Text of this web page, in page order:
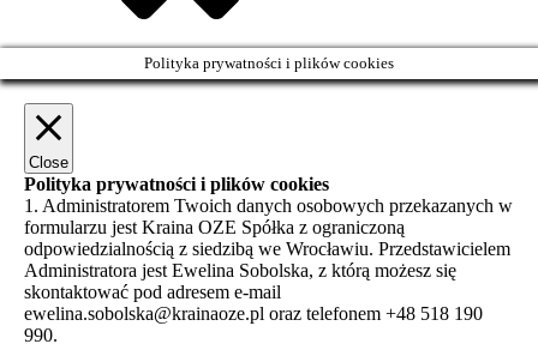
Polityka prywatności i plików cookies
Close
Polityka prywatności i plików cookies
1. Administratorem Twoich danych osobowych przekazanych w
formularzu jest Kraina OZE Spółka z ograniczoną
odpowiedzialnością z siedzibą we Wrocławiu. Przedstawicielem
Administratora jest Ewelina Sobolska, z którą możesz się
skontaktować pod adresem e-mail
ewelina.sobolska@krainaoze.pl oraz telefonem +48 518 190
990.